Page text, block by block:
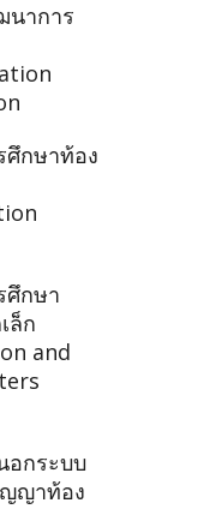
นาการ
ศึกษาท้อง
ศึกษา
ล็ก
and
อกระบบ
ญาท้อง